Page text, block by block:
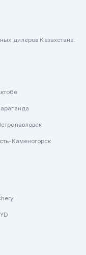
дилеров Казахстана.
Каменогорск